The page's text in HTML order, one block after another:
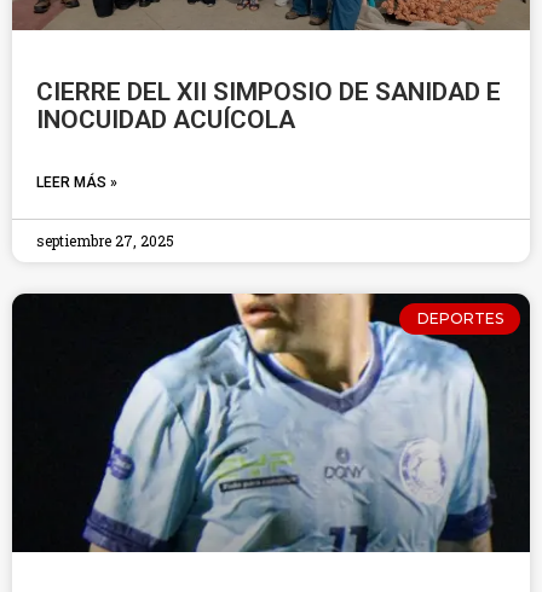
CIERRE DEL XII SIMPOSIO DE SANIDAD E
INOCUIDAD ACUÍCOLA
LEER MÁS »
septiembre 27, 2025
DEPORTES